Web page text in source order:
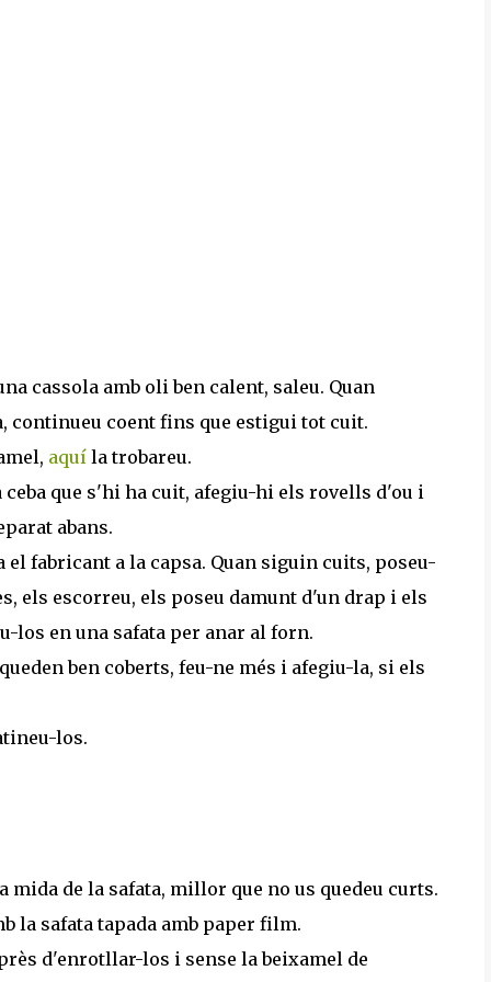
cassola amb oli ben calent, saleu. Quan
continueu coent fins que estigui tot cuit.
aquí la trobareu.
que s'hi ha cuit, afegiu-hi els rovells d'ou i
abans.
fabricant a la capsa. Quan siguin cuits, poseu-
els escorreu, els poseu damunt d'un drap i els
los en una safata per anar al forn.
ben coberts, feu-ne més i afegiu-la, si els
los.
de la safata, millor que no us quedeu curts.
la safata tapada amb paper film.
d'enrotllar-los i sense la beixamel de